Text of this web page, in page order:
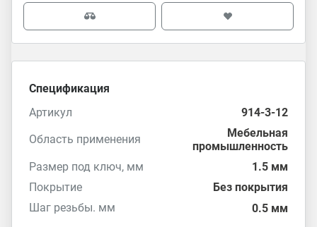
Спецификация
Артикул
914-3-12
Область применения
Мебельная
промышленность
Размер под ключ, мм
1.5 мм
Покрытие
Без покрытия
Шаг резьбы. мм
0.5 мм